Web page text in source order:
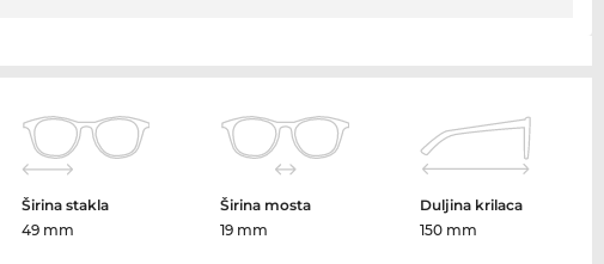
Širina stakla
49 mm
Širina mosta
19 mm
Duljina krilaca
150 mm